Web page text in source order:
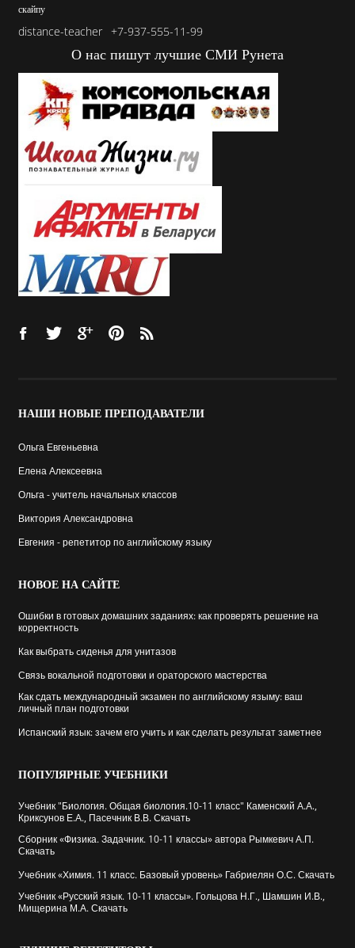
скайпу
distance-teacher +7-937-555-11-99
О нас пишут лучшие СМИ Рунета
НАШИ НОВЫЕ ПРЕПОДАВАТЕЛИ
Ольга Евгеньевна
Елена Алексеевна
Ольга - учитель начальных классов
Виктория Александровна
Евгения - репетитор по английскому языку
НОВОЕ НА САЙТЕ
Ошибки в готовых домашних заданиях: как проверять решение на
корректность
Как выбрать cиденья для унитазов
Связь вокальной подготовки и ораторского мастерства
Как сдать международный экзамен по английскому языму: ваш
личный план подготовки
Испанский язык: зачем его учить и как сделать результат заметнее
ПОПУЛЯРНЫЕ УЧЕБНИКИ
Учебник "Биология. Общая биология.10-11 класс" Каменский А.А.,
Криксунов Е.А., Пасечник В.В. Скачать
Сборник «Физика. Задачник. 10-11 классы» автора Рымкевич А.П.
Скачать
Учебник «Химия. 11 класс. Базовый уровень» Габриелян О.С. Скачать
Учебник «Русский язык. 10-11 классы». Гольцова Н.Г., Шамшин И.В.,
Мищерина М.А. Скачать